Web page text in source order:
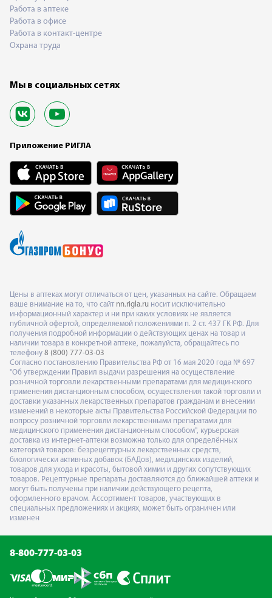
Работа в аптеке
Работа в офисе
Работа в контакт-центре
Охрана труда
Мы в социальных сетях
Приложение РИГЛА
Цены в аптеках могут отличаться от цен, указанных на сайте. Обращаем
ваше внимание на то, что сайт nn.rigla.ru носит исключительно
информационный характер и ни при каких условиях не является
публичной офертой, определяемой положениями п. 2 ст. 437 ГК РФ. Для
получения подробной информации о действующих ценах на товар и
наличии товара в конкретной аптеке, пожалуйста, обращайтесь по
телефону 8 (800) 777-03-03
Согласно постановлению Правительства РФ от 16 мая 2020 года № 697
"Об утверждении Правил выдачи разрешения на осуществление
розничной торговли лекарственными препаратами для медицинского
применения дистанционным способом, осуществления такой торговли и
доставки указанных лекарственных препаратов гражданам и внесении
изменений в некоторые акты Правительства Российской Федерации по
вопросу розничной торговли лекарственными препаратами для
медицинского применения дистанционным способом", курьерская
доставка из интернет-аптеки возможна только для определённых
категорий товаров: безрецептурных лекарственных средств,
биологически активных добавок (БАДов), медицинских изделий,
товаров для ухода и красоты, бытовой химии и других сопутствующих
товаров. Рецептурные препараты доставляются до ближайшей аптеки и
могут быть получены при наличии действующего рецепта,
оформленного врачом. Ассортимент товаров, участвующих в
специальных предложениях и акциях, может быть ограничен или
изменен
8-800-777-03-03